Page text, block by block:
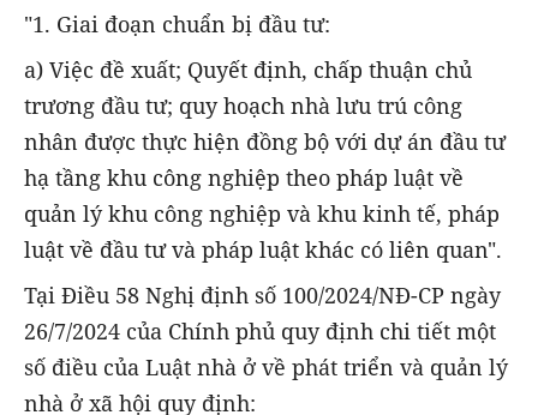
"1. Giai đoạn chuẩn bị đầu tư:
a) Việc đề xuất; Quyết định, chấp thuận chủ
trương đầu tư; quy hoạch nhà lưu trú công
nhân được thực hiện đồng bộ với dự án đầu tư
hạ tầng khu công nghiệp theo pháp luật về
quản lý khu công nghiệp và khu kinh tế, pháp
luật về đầu tư và pháp luật khác có liên quan".
Tại Điều 58 Nghị định số 100/2024/NĐ-CP ngày
26/7/2024 của Chính phủ quy định chi tiết một
số điều của Luật nhà ở về phát triển và quản lý
nhà ở xã hội quy định: